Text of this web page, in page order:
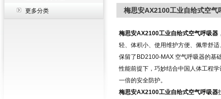
更多分类 梅思安AX2100工业自给式空气
梅思安AX2100工业自给式空气呼吸器
轻、体积小、使用维护方便、佩带舒
保留了 BD2100-MAX 空气呼吸器的基
性能前提下，巧妙结合中国人体工程
一倍的安全防护。
梅思安AX2100工业自给式空气呼吸器